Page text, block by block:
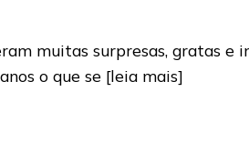
muitas surpresas, gratas
o que se [leia mais]